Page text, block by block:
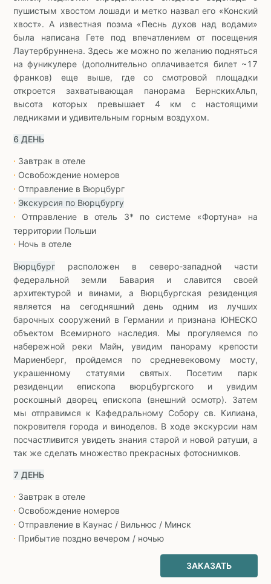
пушистым хвостом лошади и метко назвал его «Конский
хвост». А известная поэма «Песнь духов над водами»
была написана Гете под впечатлением от посещения
Лаутербруннена. Здесь же можно по желанию подняться
на фуникулере (дополнительно оплачивается билет ~17
франков) еще выше, где со смотровой площадки
откроется захватывающая панорама БернскихАльп,
высота которых превышает 4 км с настоящими
ледниками и удивительным горным воздухом.
6 ДЕНЬ
∙ Завтрак в отеле
∙ Освобождение номеров
∙ Отправление в Вюрцбург
∙ Экскурсия по Вюрцбургу
∙
Отправление в отель 3* по системе «Фортуна» на
территории Польши
∙ Ночь в отеле
Вюрцбург расположен в северо-западной части
федеральной земли Бавария и славится своей
архитектурой и винами, а Вюрцбургская резиденция
является на сегодняшний день одним из лучших
барочных сооружений в Германии и признана ЮНЕСКО
объектом Всемирного наследия. Мы прогуляемся по
набережной реки Майн, увидим панораму крепости
Мариенберг, пройдемся по средневековому мосту,
украшенному статуями святых. Посетим парк
резиденции епископа вюрцбургского и увидим
роскошный дворец епископа (внешний осмотр). Затем
мы отправимся к Кафедральному Собору св. Килиана,
покровителя города и виноделов. В ходе экскурсии нам
посчастливится увидеть знания старой и новой ратуши, а
так же сделать множество прекрасных фотоснимков.
7 ДЕНЬ
∙ Завтрак в отеле
∙ Освобождение номеров
∙ Отправление в Каунас / Вильнюс / Минск
∙ Прибытие поздно вечером / ночью
ЗАКАЗАТЬ